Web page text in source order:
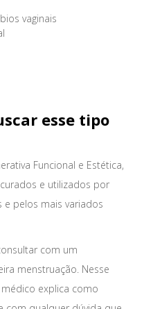
vaginais
esse tipo
Funcional e Estética,
e utilizados por
e pelos mais variados
com um
menstruação. Nesse
explica como